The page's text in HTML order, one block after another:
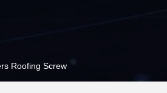
Roofing Screw